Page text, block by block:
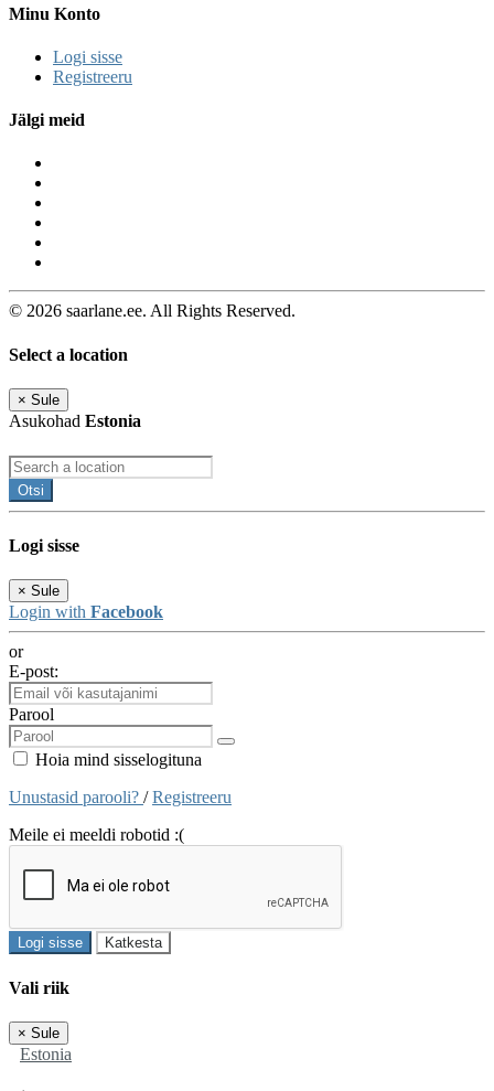
Minu Konto
Logi sisse
Registreeru
Jälgi meid
© 2026 saarlane.ee. All Rights Reserved.
Select a location
× Sule
Asukohad Estonia
Otsi
Logi sisse
× Sule
Login with Facebook
or
E-post:
Parool
Hoia mind sisselogituna
Unustasid parooli? /Registreeru
Meile ei meeldi robotid :(
Logi sisse Katkesta
Vali riik
× Sule
Estonia